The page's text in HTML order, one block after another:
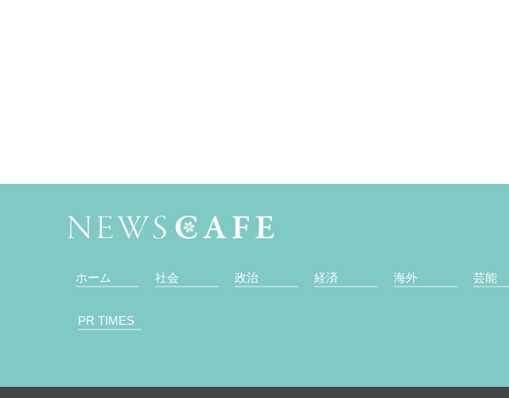
ホーム 社会 政治 経済 海外 芸能
PR TIMES